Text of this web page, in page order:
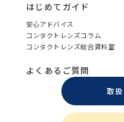
はじめてガイド
安心アドバイス
コンタクトレンズコラム
コンタクトレンズ総合資料室
よくあるご質問
取